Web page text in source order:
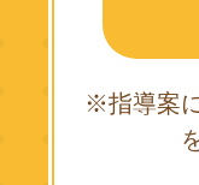
※指導案